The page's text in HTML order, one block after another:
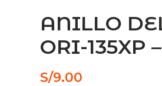
ANILLO
ORI-135XP
S/9.00